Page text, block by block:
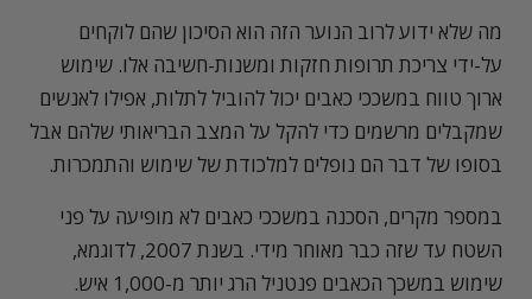
מה שלא ידוע לרוב הנוער הזה הוא הסיכון שהם לוקחים
על-ידי צריכת תרופות חזקות ומשנות-חשיבה אלו. שימוש
ארוך טווח במשככי כאבים יכול להוביל לתלות, אפילו לאנשים
שמקבלים מרשמים כדי להקל על המצב הבריאותי שלהם אבל
בסופו של דבר הם נופלים למלכודת של שימוש והתמכרות.
במספר מקרים, הסכנה במשככי כאבים לא מופיעה על פני
השטח עד שזה כבר מאוחר מידי. בשנת 2007, לדוגמא,
שימוש במשכך הכאבים פנטניל הרג יותר מ-1,000 איש.